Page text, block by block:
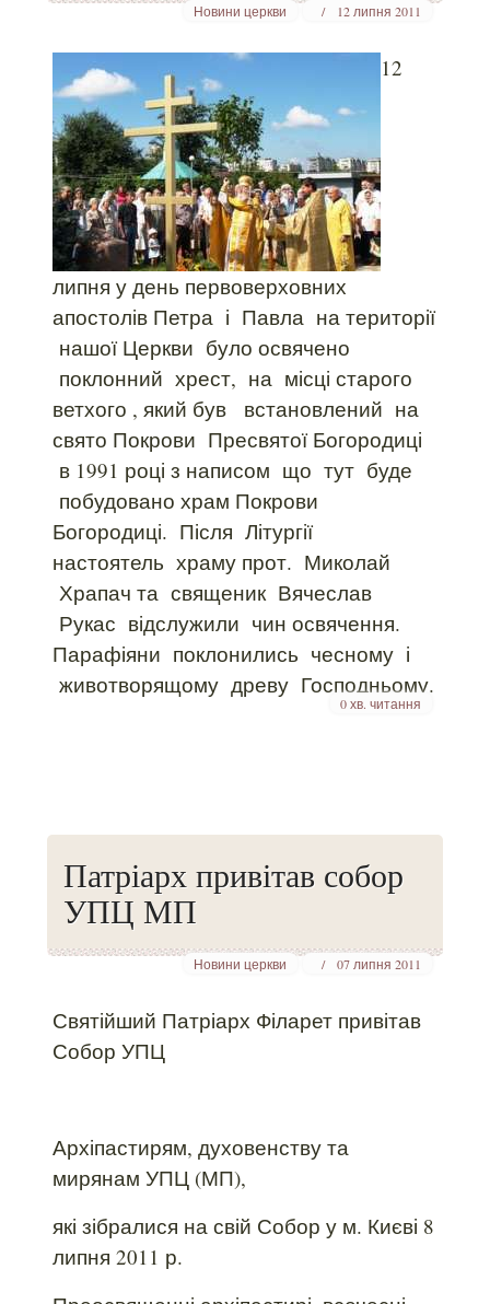
Новини церкви 12 липня 2011
12
липня у день первоверховних
апостолів Петра і Павла на території
нашої Церкви було освячено
поклонний хрест, на місці старого
ветхого , який був встановлений на
свято Покрови Пресвятої Богородиці
в 1991 році з написом що тут буде
побудовано храм Покрови
Богородиці. Після Літургії
настоятель храму прот. Миколай
Храпач та священик Вячеслав
Рукас відслужили чин освячення.
Парафіяни поклонились чесному і
животворящому древу Господньому.
0 хв. читання
Патріарх привітав собор
УПЦ МП
Новини церкви 07 липня 2011
Святійший Патріарх Філарет привітав
Собор УПЦ
Архіпастирям, духовенству та
мирянам УПЦ (МП),
які зібралися на свій Собор у м. Києві 8
липня 2011 р.